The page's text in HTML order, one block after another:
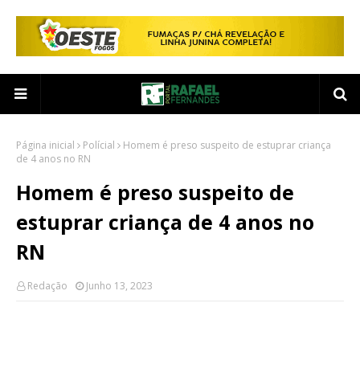
Página inicial Polícial
Homem é preso suspeito de estuprar criança
de 4 anos no RN
Homem é preso suspeito de
estuprar criança de 4 anos no
RN
Redação Junho 13, 2023